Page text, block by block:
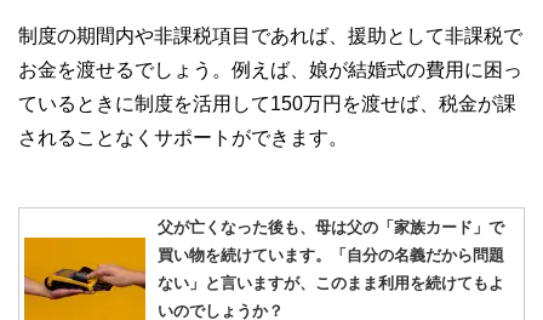
制度の期間内や非課税項目であれば、援助として非課税で
お金を渡せるでしょう。例えば、娘が結婚式の費用に困っ
ているときに制度を活用して150万円を渡せば、税金が課
されることなくサポートができます。
父が亡くなった後も、母は父の「家族カード」で
買い物を続けています。「自分の名義だから問題
ない」と言いますが、このまま利用を続けてもよ
いのでしょうか？